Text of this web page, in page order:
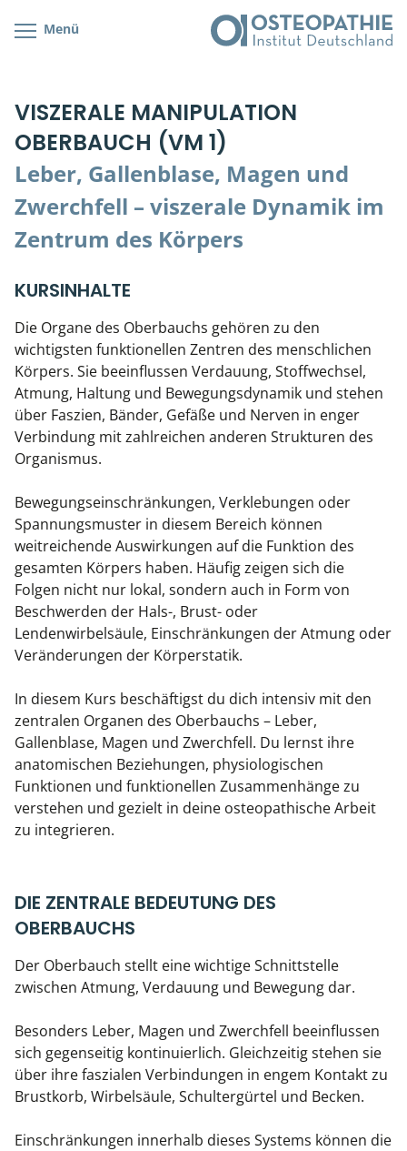
Menü
VISZERALE MANIPULATION
OBERBAUCH (VM 1)
Leber, Gallenblase, Magen und
Zwerchfell – viszerale Dynamik im
Zentrum des Körpers
KURSINHALTE
Die Organe des Oberbauchs gehören zu den
wichtigsten funktionellen Zentren des menschlichen
Körpers. Sie beeinflussen Verdauung, Stoffwechsel,
Atmung, Haltung und Bewegungsdynamik und stehen
über Faszien, Bänder, Gefäße und Nerven in enger
Verbindung mit zahlreichen anderen Strukturen des
Organismus.
Bewegungseinschränkungen, Verklebungen oder
Spannungsmuster in diesem Bereich können
weitreichende Auswirkungen auf die Funktion des
gesamten Körpers haben. Häufig zeigen sich die
Folgen nicht nur lokal, sondern auch in Form von
Beschwerden der Hals-, Brust- oder
Lendenwirbelsäule, Einschränkungen der Atmung oder
Veränderungen der Körperstatik.
In diesem Kurs beschäftigst du dich intensiv mit den
zentralen Organen des Oberbauchs – Leber,
Gallenblase, Magen und Zwerchfell. Du lernst ihre
anatomischen Beziehungen, physiologischen
Funktionen und funktionellen Zusammenhänge zu
verstehen und gezielt in deine osteopathische Arbeit
zu integrieren.
DIE ZENTRALE BEDEUTUNG DES
OBERBAUCHS
Der Oberbauch stellt eine wichtige Schnittstelle
zwischen Atmung, Verdauung und Bewegung dar.
Besonders Leber, Magen und Zwerchfell beeinflussen
sich gegenseitig kontinuierlich. Gleichzeitig stehen sie
über ihre faszialen Verbindungen in engem Kontakt zu
Brustkorb, Wirbelsäule, Schultergürtel und Becken.
Einschränkungen innerhalb dieses Systems können die
Cranial/Neurale Osteopathie
Parietale Osteopathie
Viszerale Osteopathie
Klinische & Praktische Kurse
Prüfung & Zertifikation
Live Online-Kurse
Postgraduate- & Spezialkurse
Kiefergelenkkurse
CranioSacrale Ausbildung
Human Reset Week
Kursorte mit Kursangeboten
Bonus-Programm
Veranstaltungsticket DB
Wissenswertes
Teilnehmerliste
Stellenbörse
Soziales Engagement